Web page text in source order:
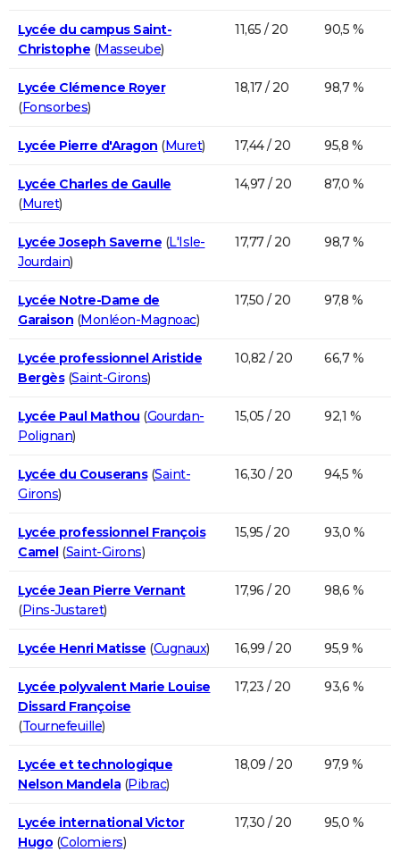
Lycée du campus Saint-
Christophe (Masseube)
11,65 / 20 90,5 %
Lycée Clémence Royer
(Fonsorbes)
18,17 / 20 98,7 %
Lycée Pierre d'Aragon (Muret) 17,44 / 20 95,8 %
Lycée Charles de Gaulle
(Muret)
14,97 / 20 87,0 %
Lycée Joseph Saverne (L'Isle-
Jourdain)
17,77 / 20 98,7 %
Lycée Notre-Dame de
Garaison (Monléon-Magnoac)
17,50 / 20 97,8 %
Lycée professionnel Aristide
Bergès(Saint-Girons)
10,82 / 20 66,7 %
Lycée Paul Mathou (Gourdan-
Polignan)
15,05 / 20 92,1 %
Lycée du Couserans(Saint-
Girons)
16,30 / 20 94,5 %
Lycée professionnel François
Camel(Saint-Girons)
15,95 / 20 93,0 %
Lycée Jean Pierre Vernant
(Pins-Justaret)
17,96 / 20 98,6 %
Lycée Henri Matisse (Cugnaux) 16,99 / 20 95,9 %
Lycée polyvalent Marie Louise
Dissard Françoise
(Tournefeuille)
17,23 / 20 93,6 %
Lycée et technologique
Nelson Mandela(Pibrac)
18,09 / 20 97,9 %
Lycée international Victor
Hugo (Colomiers)
17,30 / 20 95,0 %